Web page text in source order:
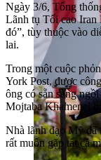
Ngày 3/6, Tổng
Lãnh tụ Tối cao Iran
đó”, tùy thuộc vào
lai.
Trong một cuộc
York Post, được
ông có sẵn sàng
Mojtaba Khamenei
Nhà lãnh đạo Mỹ đã
rất muốn gặp tất cả